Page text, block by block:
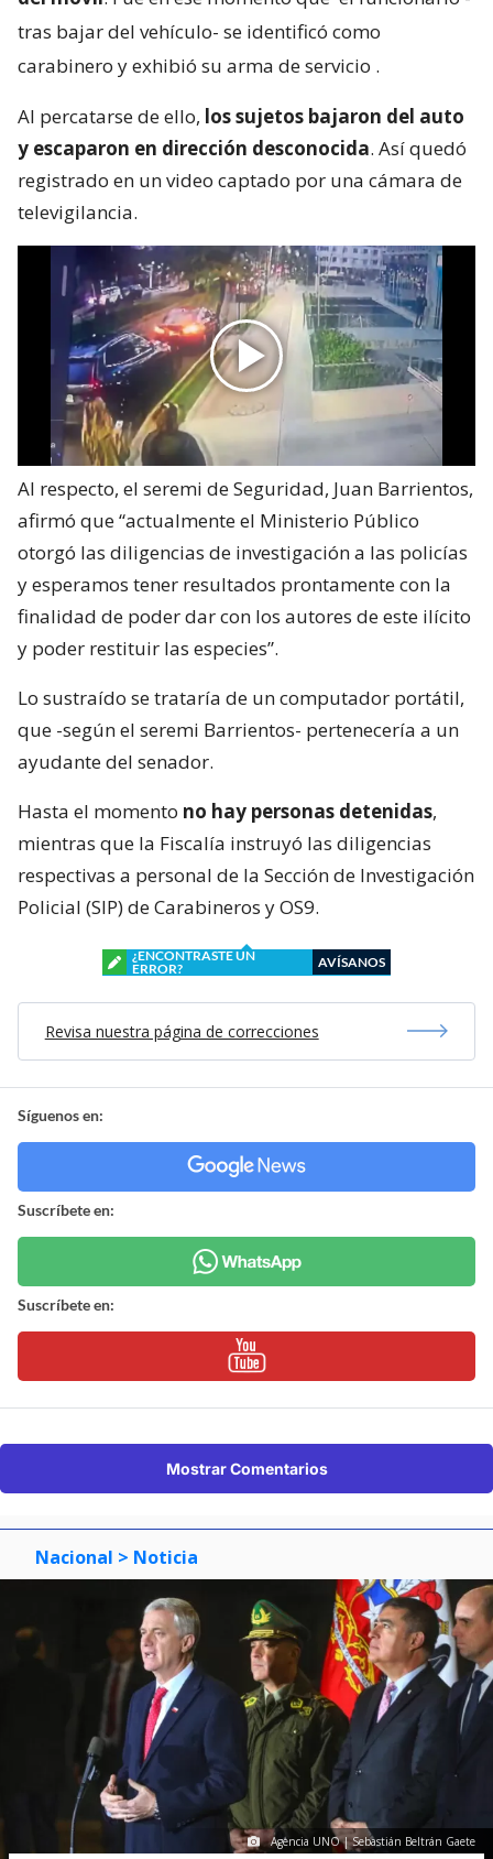
tras bajar del vehículo- se identificó como
carabinero y exhibió su arma de servicio .
Al percatarse de ello, los sujetos bajaron del auto
y escaparon en dirección desconocida. Así quedó
registrado en un video captado por una cámara de
televigilancia.
Al respecto, el seremi de Seguridad, Juan Barrientos,
afirmó que “actualmente el Ministerio Público
otorgó las diligencias de investigación a las policías
y esperamos tener resultados prontamente con la
finalidad de poder dar con los autores de este ilícito
y poder restituir las especies”.
Lo sustraído se trataría de un computador portátil,
que -según el seremi Barrientos- pertenecería a un
ayudante del senador.
Hasta el momento no hay personas detenidas,
mientras que la Fiscalía instruyó las diligencias
respectivas a personal de la Sección de Investigación
Policial (SIP) de Carabineros y OS9.
¿ENCONTRASTE UN
ERROR?
AVÍSANOS
Revisa nuestra página de correcciones
Síguenos en:
Suscríbete en:
Suscríbete en:
Mostrar Comentarios
Nacional > Noticia
Agencia UNO | Sebastián Beltrán Gaete